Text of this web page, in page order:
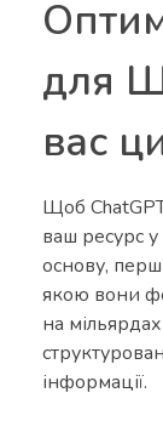
для
вас
Щоб
ваш ресурс у
основу, перш
якою вони
на
інформації.